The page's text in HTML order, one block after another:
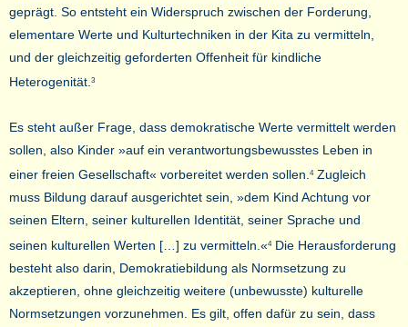
geprägt. So entsteht ein Widerspruch zwischen der Forderung,
elementare Werte und Kulturtechniken in der Kita zu vermitteln,
und der gleichzeitig geforderten Offenheit für kindliche
Heterogenität. 3
Es steht außer Frage, dass demokratische Werte vermittelt werden
sollen, also Kinder »auf ein verantwortungsbewusstes Leben in
einer freien Gesellschaft« vorbereitet werden sollen.4Zugleich
muss Bildung darauf ausgerichtet sein, »dem Kind Achtung vor
seinen Eltern, seiner kulturellen Identität, seiner Sprache und
seinen kulturellen Werten […] zu vermitteln.«4Die Herausforderung
besteht also darin, Demokratiebildung als Normsetzung zu
akzeptieren, ohne gleichzeitig weitere (unbewusste) kulturelle
Normsetzungen vorzunehmen. Es gilt, offen dafür zu sein, dass